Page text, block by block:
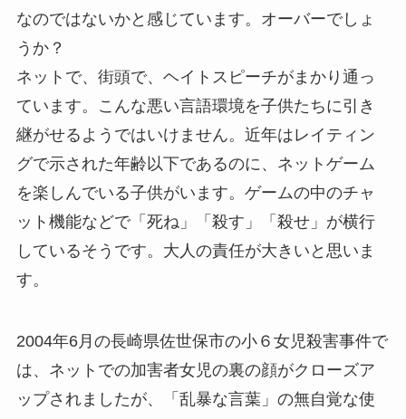
なのではないかと感じています。オーバーでしょ
うか？
ネットで、街頭で、ヘイトスピーチがまかり通っ
ています。こんな悪い言語環境を子供たちに引き
継がせるようではいけません。近年はレイティン
グで示された年齢以下であるのに、ネットゲーム
を楽しんでいる子供がいます。ゲームの中のチャ
ット機能などで「死ね」「殺す」「殺せ」が横行
しているそうです。大人の責任が大きいと思いま
す。
2004年6月の長崎県佐世保市の小６女児殺害事件で
は、ネットでの加害者女児の裏の顔がクローズア
ップされましたが、「乱暴な言葉」の無自覚な使